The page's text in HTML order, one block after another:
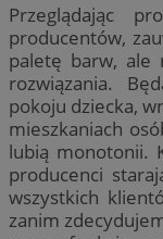
Przeglądając
producentów,
paletę barw, ale
rozwiązania.
pokoju dziecka,
mieszkaniach
lubią monotonii.
producenci
wszystkich
zanim